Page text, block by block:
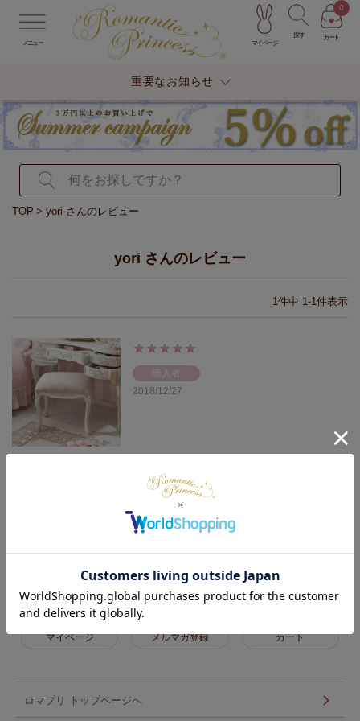
メニュー マイページ
探す カート
0
重要なお知らせ
TOP yori さんのレビュー
yori さんのレビュー
1件中 1-1件表示
購入者
2018/12/27
座面がふかふかで座り心地が良いです。
コンパクトなので、取り扱いも楽です。
1件中
マイページ メルマガ登録 カート
ロマプリ トップページへ